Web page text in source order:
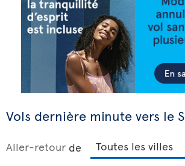
Vols dernière minute vers le
Aller-retour de